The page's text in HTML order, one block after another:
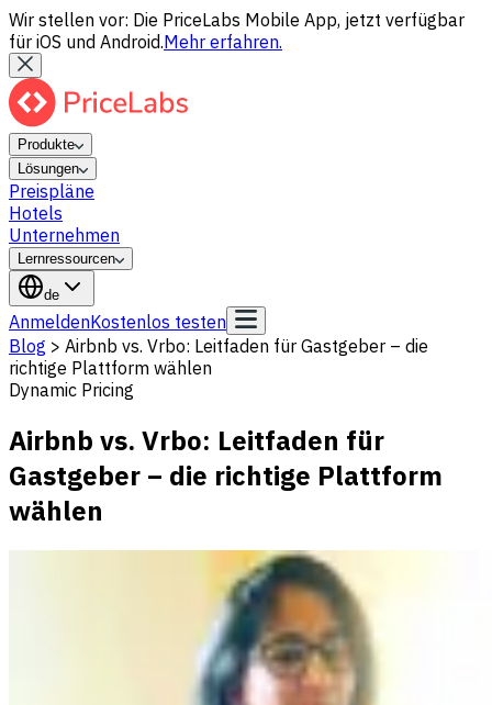
Wir stellen vor: Die PriceLabs Mobile App, jetzt verfügbar
für iOS und Android.Mehr erfahren.
Produkte
Lösungen
Preispläne
Hotels
Unternehmen
Lernressourcen
de
AnmeldenKostenlos testen
Blog > Airbnb vs. Vrbo: Leitfaden für Gastgeber – die
richtige Plattform wählen
Dynamic Pricing
Airbnb vs. Vrbo: Leitfaden für
Gastgeber – die richtige Plattform
wählen